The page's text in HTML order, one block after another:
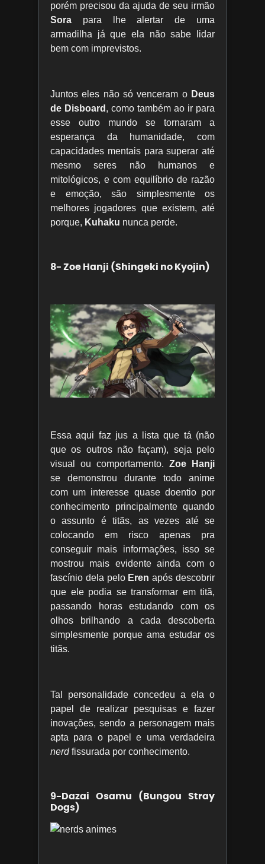
porém precisou da ajuda de seu irmão
Sora para lhe alertar de uma
armadilha já que ela não sabe lidar
bem com imprevistos.
Juntos eles não só venceram o Deus
de Disboard , como também ao ir para
esse outro mundo se tornaram a
esperança da humanidade, com
capacidades mentais para superar até
mesmo seres não humanos e
mitológicos, e com equilíbrio de razão
e emoção, são simplesmente os
melhores jogadores que existem, até
porque, Kuhaku nunca perde.
8- Zoe Hanji (Shingeki no Kyojin)
Essa aqui faz jus a lista que tá (não
que os outros não façam), seja pelo
visual ou comportamento. Zoe Hanji
se demonstrou durante todo anime
com um interesse quase doentio por
conhecimento principalmente quando
o assunto é titãs, as vezes até se
colocando em risco apenas pra
conseguir mais informações, isso se
mostrou mais evidente ainda com o
fascínio dela peloEren após descobrir
que ele podia se transformar em titã,
passando horas estudando com os
olhos brilhando a cada descoberta
simplesmente porque ama estudar os
titãs.
Tal personalidade concedeu a ela o
papel de realizar pesquisas e fazer
inovações, sendo a personagem mais
apta para o papel e uma verdadeira
nerdfissurada por conhecimento.
9-Dazai Osamu (Bungou Stray
Dogs)